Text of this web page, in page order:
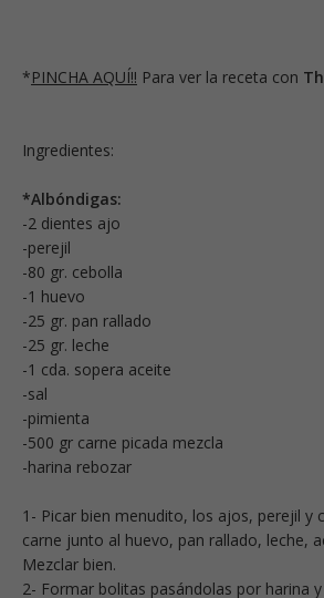
*PINCHA AQUÍ!! Para ver la receta con
Ingredientes:
*Albóndigas:
-2 dientes ajo
-perejil
-80 gr. cebolla
-1 huevo
-25 gr. pan rallado
-25 gr. leche
-1 cda. sopera aceite
-sal
-pimienta
-500 gr carne picada mezcla
-harina rebozar
1- Picar bien menudito, los ajos, perejil y
carne junto al huevo, pan rallado, leche,
Mezclar bien.
2- Formar bolitas pasándolas por harina